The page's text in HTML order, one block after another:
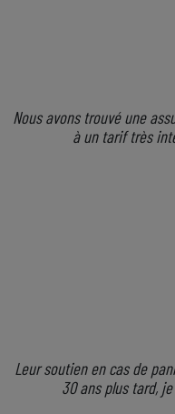
Nous avons trouvé une
à un tarif très
Leur soutien en cas de
30 ans plus tard,